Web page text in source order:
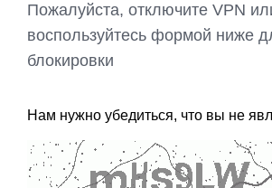
Пожалуйста, отключите VPN
воспользуйтесь формой ниже
блокировки
Нам нужно убедиться, что вы не